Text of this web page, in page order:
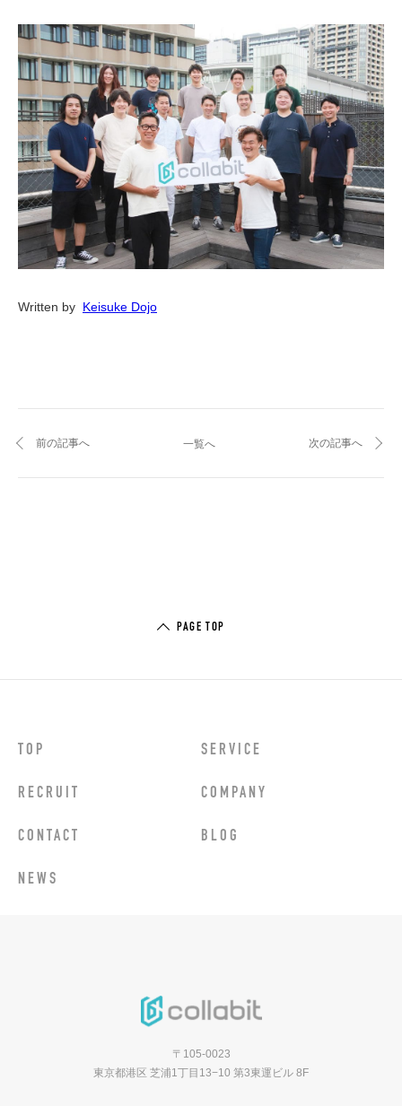
Written by Keisuke Dojo
前の記事へ 一覧へ 次の記事へ
PAGE TOP
TOP SERVICE
RECRUIT COMPANY
CONTACT BLOG
NEWS
〒105-0023
東京都港区 芝浦1丁目13−10 第3東運ビル 8F